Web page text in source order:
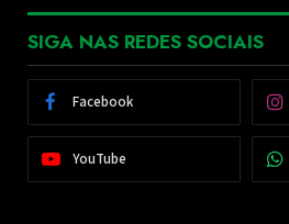
SIGA NAS REDES SOCIAIS
Facebook
YouTube